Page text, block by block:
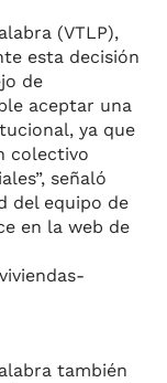
(VTLP),
esta decisión
de
aceptar una
ya que
colectivo
señaló
del equipo de
en la web de
también